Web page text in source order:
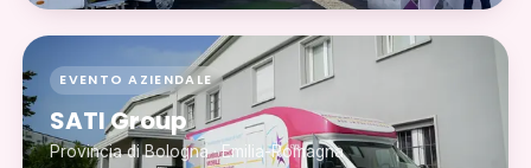
EVENTO AZIENDALE
SATI Group
Provincia di Bologna · Emilia-Romagna